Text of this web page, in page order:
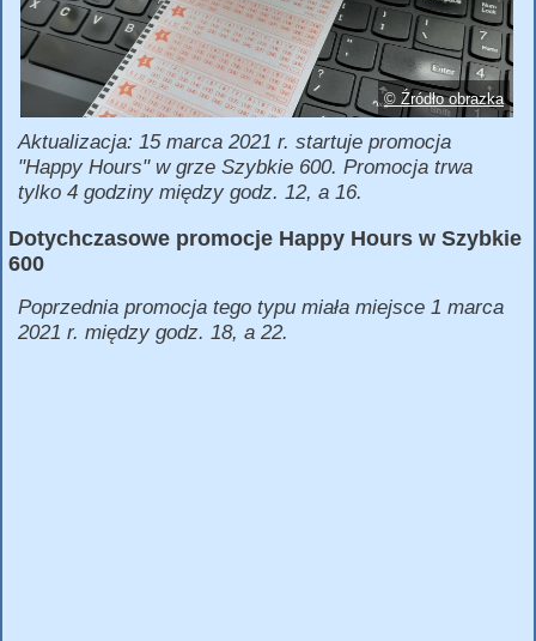
© Źródło obrazka
Aktualizacja: 15 marca 2021 r. startuje promocja
"Happy Hours" w grze Szybkie 600. Promocja trwa
tylko 4 godziny między godz. 12, a 16.
Dotychczasowe promocje Happy Hours w Szybkie
600
Poprzednia promocja tego typu miała miejsce 1 marca
2021 r. między godz. 18, a 22.